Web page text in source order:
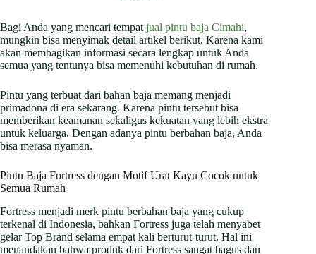
Bagi Anda yang mencari tempat jual pintu baja Cimahi,
mungkin bisa menyimak detail artikel berikut. Karena kami
akan membagikan informasi secara lengkap untuk Anda
semua yang tentunya bisa memenuhi kebutuhan di rumah.
Pintu yang terbuat dari bahan baja memang menjadi
primadona di era sekarang. Karena pintu tersebut bisa
memberikan keamanan sekaligus kekuatan yang lebih ekstra
untuk keluarga. Dengan adanya pintu berbahan baja, Anda
bisa merasa nyaman.
Pintu Baja Fortress dengan Motif Urat Kayu Cocok untuk
Semua Rumah
Fortress menjadi merk pintu berbahan baja yang cukup
terkenal di Indonesia, bahkan Fortress juga telah menyabet
gelar Top Brand selama empat kali berturut-turut. Hal ini
menandakan bahwa produk dari Fortress sangat bagus dan